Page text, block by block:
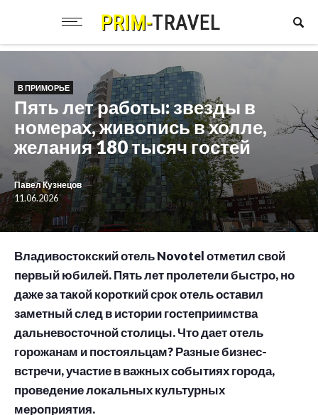
В ПРИМОРЬЕ
Пять лет работы: звезды в
номерах, живопись в холле,
желания 180 тысяч гостей
Павел Кузнецов
11.06.2026
Владивостокский отель Novotel отметил свой
первый юбилей. Пять лет пролетели быстро, но
даже за такой короткий срок отель оставил
заметный след в истории гостеприимства
дальневосточной столицы. Что дает отель
горожанам и постояльцам? Разные бизнес-
встречи, участие в важных событиях города,
проведение локальных культурных
мероприятия.